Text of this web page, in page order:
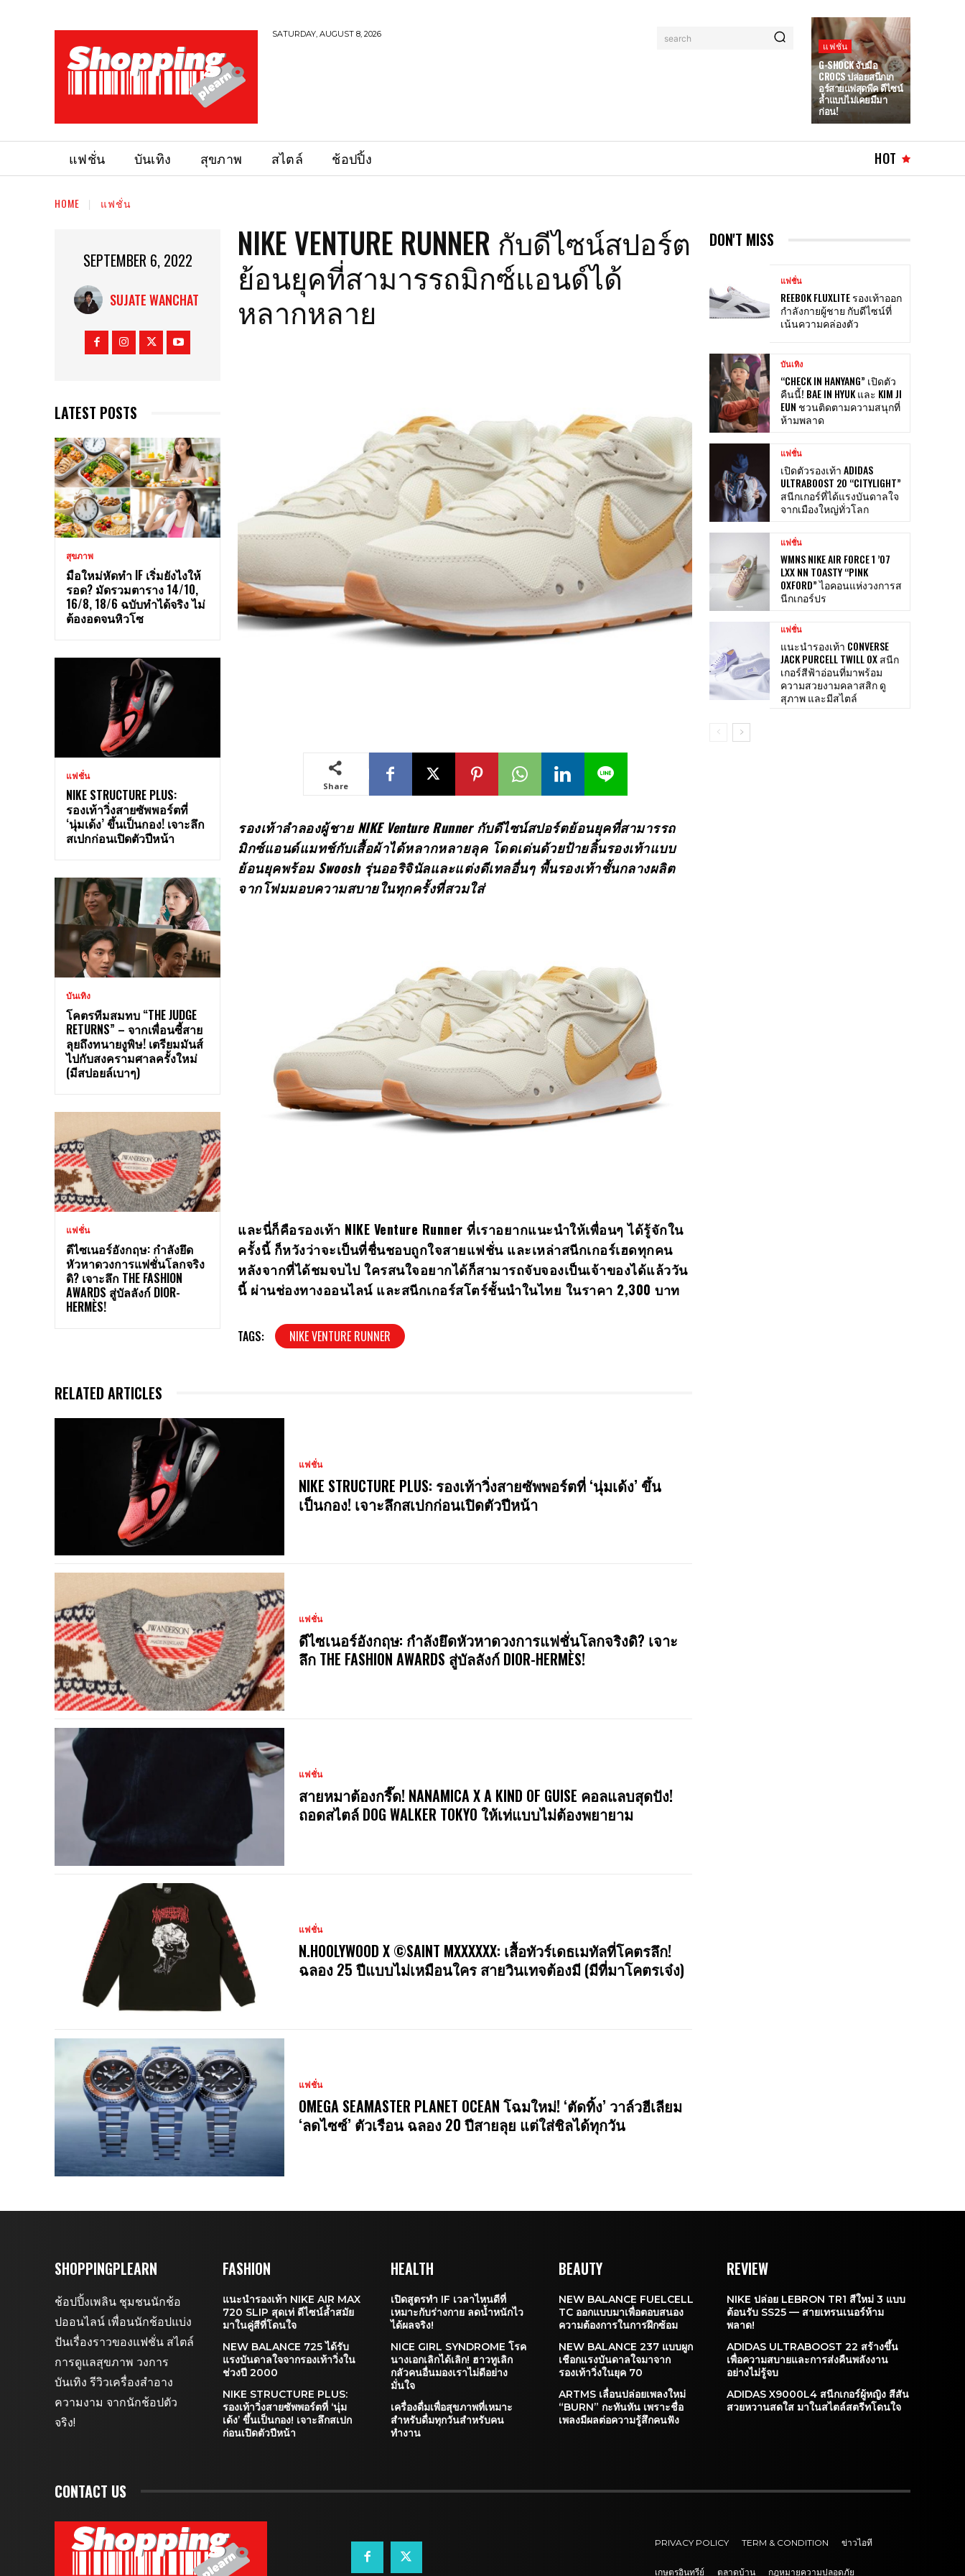
SATURDAY, AUGUST 8, 2026 search
แฟชั่น
G-SHOCK จับมือ
CROCS ปล่อยสนีกเก
อร์สายแฟสุดพีค ดีไซน์
ล้ำแบบไม่เคยมีมา
ก่อน!
แฟชั่น บันเทิง สุขภาพ สไตล์ ช้อปปิ้ง HOT
HOME แฟชั่น
SEPTEMBER 6, 2022
SUJATE WANCHAT
LATEST POSTS
สุขภาพ
มือใหม่หัดทำ IF เริ่มยังไงให้
รอด? มัดรวมตาราง 14/10,
16/8, 18/6 ฉบับทำได้จริง ไม่
ต้องอดจนหิวโซ
แฟชั่น
NIKE STRUCTURE PLUS:
รองเท้าวิ่งสายซัพพอร์ตที่
‘นุ่มเด้ง’ ขึ้นเป็นกอง! เจาะลึก
สเปกก่อนเปิดตัวปีหน้า
บันเทิง
โคตรทีมสมทบ “THE JUDGE
RETURNS” – จากเพื่อนซี้สาย
ลุยถึงทนายงูพิษ! เตรียมมันส์
ไปกับสงครามศาลครั้งใหม่
(มีสปอยล์เบาๆ)
แฟชั่น
ดีไซเนอร์อังกฤษ: กำลังยึด
หัวหาดวงการแฟชั่นโลกจริง
ดิ? เจาะลึก THE FASHION
AWARDS สู่บัลลังก์ DIOR-
HERMÈS!
NIKE VENTURE RUNNER กับดีไซน์สปอร์ต
ย้อนยุคที่สามารรถมิกซ์แอนด์ได้
หลากหลาย
Share
รองเท้าลำลองผู้ชายNIKE Venture Runner กับดีไซน์สปอร์ตย้อนยุคที่สามารรถ
มิกซ์แอนด์แมทช์กับเสื้อผ้าได้หลากหลายลุค โดดเด่นด้วยป้ายลิ้นรองเท้าแบบ
ย้อนยุคพร้อม Swoosh รุ่นออริจินัลและแต่งดีเทลอื่นๆ พื้นรองเท้าชั้นกลางผลิต
จากโฟมมอบความสบายในทุกครั้งที่สวมใส่
และนี่ก็คือรองเท้า NIKE Venture Runner ที่เราอยากแนะนำให้เพื่อนๆ ได้รู้จักใน
ครั้งนี้ ก็หวังว่าจะเป็นที่ชื่นชอบถูกใจสายแฟชั่น และเหล่าสนีกเกอร์เฮดทุกคน
หลังจากที่ได้ชมจบไป ใครสนใจอยากได้ก็สามารถจับจองเป็นเจ้าของได้แล้ววัน
นี้ ผ่านช่องทางออนไลน์ และสนีกเกอร์สโตร์ชั้นนำในไทย ในราคา 2,300 บาท
TAGS: NIKE VENTURE RUNNER
RELATED ARTICLES
แฟชั่น
NIKE STRUCTURE PLUS: รองเท้าวิ่งสายซัพพอร์ตที่ ‘นุ่มเด้ง’ ขึ้น
เป็นกอง! เจาะลึกสเปกก่อนเปิดตัวปีหน้า
แฟชั่น
ดีไซเนอร์อังกฤษ: กำลังยึดหัวหาดวงการแฟชั่นโลกจริงดิ? เจาะ
ลึก THE FASHION AWARDS สู่บัลลังก์ DIOR-HERMÈS!
แฟชั่น
สายหมาต้องกรี๊ด! NANAMICA X A KIND OF GUISE คอลแลบสุดปัง!
ถอดสไตล์ DOG WALKER TOKYO ให้เท่แบบไม่ต้องพยายาม
แฟชั่น
N.HOOLYWOOD X ©SAINT MXXXXXX: เสื้อทัวร์เดธเมทัลที่โคตรลึก!
ฉลอง 25 ปีแบบไม่เหมือนใคร สายวินเทจต้องมี (มีที่มาโคตรเจ๋ง)
แฟชั่น
OMEGA SEAMASTER PLANET OCEAN โฉมใหม่! ‘ตัดทิ้ง’ วาล์วฮีเลียม
‘ลดไซซ์’ ตัวเรือน ฉลอง 20 ปีสายลุย แต่ใส่ชิลได้ทุกวัน
DON'T MISS
แฟชั่น
REEBOK FLUXLITE รองเท้าออก
กำลังกายผู้ชาย กับดีไซน์ที่
เน้นความคล่องตัว
บันเทิง
“CHECK IN HANYANG” เปิดตัว
คืนนี้! BAE IN HYUK และ KIM JI
EUN ชวนติดตามความสนุกที่
ห้ามพลาด
แฟชั่น
เปิดตัวรองเท้า ADIDAS
ULTRABOOST 20 “CITYLIGHT”
สนีกเกอร์ที่ได้แรงบันดาลใจ
จากเมืองใหญ่ทั่วโลก
แฟชั่น
WMNS NIKE AIR FORCE 1 ’07
LXX NN TOASTY “PINK
OXFORD” ไอคอนแห่งวงการส
นีกเกอร์ปร
แฟชั่น
แนะนำรองเท้า CONVERSE
JACK PURCELL TWILL OX สนีก
เกอร์สีฟ้าอ่อนที่มาพร้อม
ความสวยงามคลาสสิก ดู
สุภาพ และมีสไตล์
SHOPPINGPLEARN
ช้อปปิ้งเพลิน ชุมชนนักช้อ
ปออนไลน์ เพื่อนนักช้อปแบ่ง
ปันเรื่องราวของแฟชั่น สไตล์
การดูแลสุขภาพ วงการ
บันเทิง รีวิวเครื่องสำอาง
ความงาม จากนักช้อปตัว
จริง!
FASHION
แนะนำรองเท้า NIKE AIR MAX
720 SLIP สุดเท่ ดีไซน์ล้ำสมัย
มาในคู่สีที่โดนใจ
NEW BALANCE 725 ได้รับ
แรงบันดาลใจจากรองเท้าวิ่งใน
ช่วงปี 2000
NIKE STRUCTURE PLUS:
รองเท้าวิ่งสายซัพพอร์ตที่ ‘นุ่ม
เด้ง’ ขึ้นเป็นกอง! เจาะลึกสเปก
ก่อนเปิดตัวปีหน้า
HEALTH
เปิดสูตรทำ IF เวลาไหนดีที่
เหมาะกับร่างกาย ลดน้ำหนักไว
ได้ผลจริง!
NICE GIRL SYNDROME โรค
นางเอกเลิกได้เลิก! ฮาวทูเลิก
กลัวคนอื่นมองเราไม่ดีอย่าง
มั่นใจ
เครื่องดื่มเพื่อสุขภาพที่เหมาะ
สำหรับดื่มทุกวันสำหรับคน
ทำงาน
BEAUTY
NEW BALANCE FUELCELL
TC ออกแบบมาเพื่อตอบสนอง
ความต้องการในการฝึกซ้อม
NEW BALANCE 237 แบบผูก
เชือกแรงบันดาลใจมาจาก
รองเท้าวิ่งในยุค 70
ARTMS เลื่อนปล่อยเพลงใหม่
“BURN” กะทันหัน เพราะชื่อ
เพลงมีผลต่อความรู้สึกคนฟัง
REVIEW
NIKE ปล่อย LEBRON TR1 สีใหม่ 3 แบบ
ต้อนรับ SS25 — สายเทรนเนอร์ห้าม
พลาด!
ADIDAS ULTRABOOST 22 สร้างขึ้น
เพื่อความสบายและการส่งคืนพลังงาน
อย่างไม่รู้จบ
ADIDAS X9000L4 สนีกเกอร์ผู้หญิง สีสัน
สวยหวานสดใส มาในสไตล์สตรีทโดนใจ
CONTACT US
PRIVACY POLICY TERM & CONDITION ข่าวไอที
เกษตรอินทรีย์ ตลาดบ้าน กฎหมายความปลอดภัย